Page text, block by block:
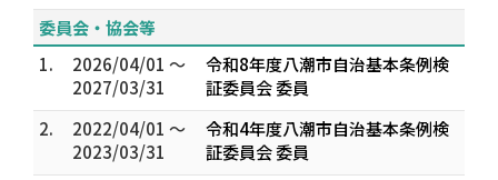
委員会・協会等
1.
2026/04/01 ～
2027/03/31
令和8年度八潮市自治基本条例検
証委員会 委員
2.
2022/04/01 ～
2023/03/31
令和4年度八潮市自治基本条例検
証委員会 委員